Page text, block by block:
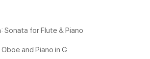
: Sonata for Flute & Piano
and Piano in G